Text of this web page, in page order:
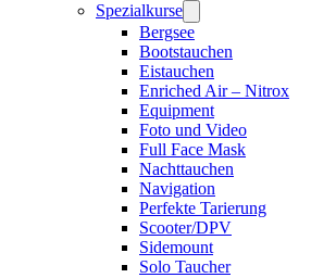
Spezialkurse
Bergsee
Bootstauchen
Eistauchen
Enriched Air – Nitrox
Equipment
Foto und Video
Full Face Mask
Nachttauchen
Navigation
Perfekte Tarierung
Scooter/DPV
Sidemount
Solo Taucher